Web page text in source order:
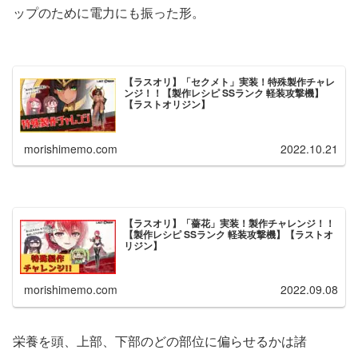
ップのために電力にも振った形。
【ラスオリ】「セクメト」実装！特殊製作チャレ
ンジ！！【製作レシピ SSランク 軽装攻撃機】
【ラストオリジン】
morishimemo.com 2022.10.21
【ラスオリ】「薔花」実装！製作チャレンジ！！
【製作レシピ SSランク 軽装攻撃機】【ラストオ
リジン】
morishimemo.com 2022.09.08
栄養を頭、上部、下部のどの部位に偏らせるかは諸